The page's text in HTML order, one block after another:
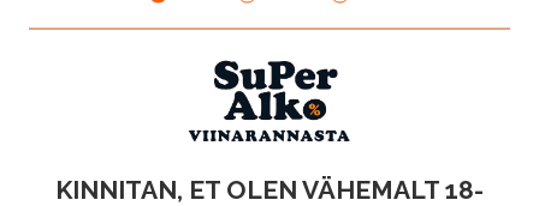
KINNITAN, ET OLEN VÄHEMALT 18-